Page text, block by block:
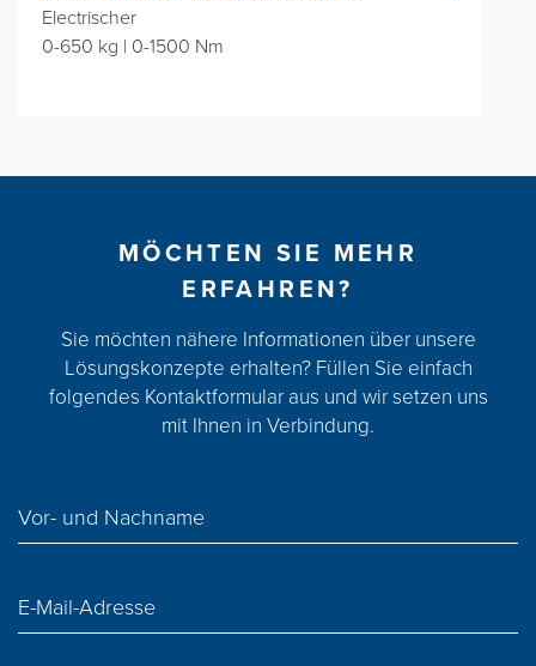
Electrischer
0-650 kg | 0-1500 Nm
MÖCHTEN SIE MEHR
ERFAHREN?
Sie möchten nähere Informationen über unsere
Lösungskonzepte erhalten? Füllen Sie einfach
folgendes Kontaktformular aus und wir setzen uns
mit Ihnen in Verbindung.
Vor- und Nachname
E-Mail-Adresse